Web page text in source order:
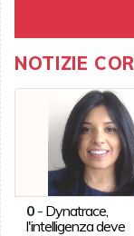
NOTIZIE
0- Dynatrace,
l'intelligenza deve